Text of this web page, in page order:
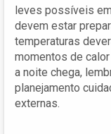
leves possíveis
devem estar
temperaturas
momentos de
a noite chega,
planejamento
externas.